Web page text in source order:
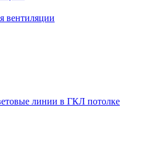
вентиляции
линии в ГКЛ потолке